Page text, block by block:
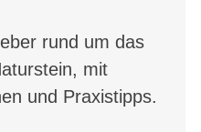
rund um das
mit
und Praxistipps.